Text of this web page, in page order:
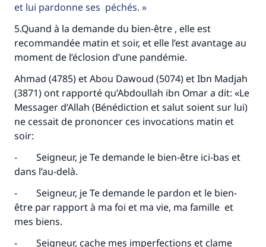
et lui pardonne ses péchés.
5.Quand à la demande du bien-être , elle est
recommandée matin et soir, et elle l’est avantage au
moment de l’éclosion d’une pandémie.
Ahmad (4785) et Abou Dawoud (5074) et Ibn Madjah
(3871) ont rapporté qu’Abdoullah ibn Omar a dit: «Le
Messager d’Allah (Bénédiction et salut soient sur lui)
ne cessait de prononcer ces invocations matin et
soir:
- Seigneur, je Te demande le bien-être ici-bas et
dans l’au-delà.
- Seigneur, je Te demande le pardon et le bien-
être par rapport à ma foi et ma vie, ma famille et
mes biens.
- Seigneur, cache mes imperfections et clame